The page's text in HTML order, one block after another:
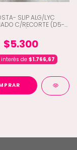
SLIP ALG/LYC
C/RECORTE (D5-
$5.300
interés de$1.766,67